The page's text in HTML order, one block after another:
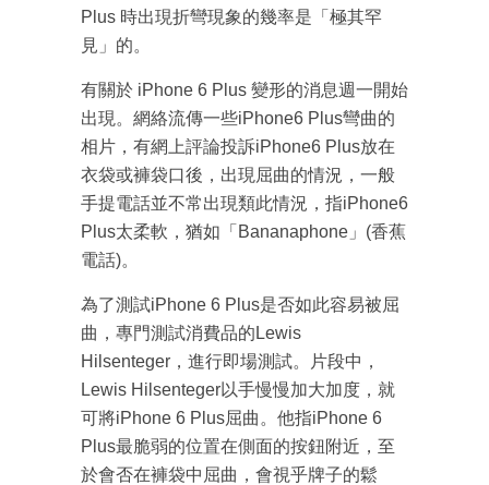
Plus 時出現折彎現象的幾率是「極其罕
見」的。
有關於 iPhone 6 Plus 變形的消息週一開始
出現。網絡流傳一些iPhone6 Plus彎曲的
相片，有網上評論投訴iPhone6 Plus放在
衣袋或褲袋口後，出現屈曲的情況，一般
手提電話並不常出現類此情況，指iPhone6
Plus太柔軟，猶如「Bananaphone」(香蕉
電話)。
為了測試iPhone 6 Plus是否如此容易被屈
曲，專門測試消費品的Lewis
Hilsenteger，進行即場測試。片段中，
Lewis Hilsenteger以手慢慢加大加度，就
可將iPhone 6 Plus屈曲。他指iPhone 6
Plus最脆弱的位置在側面的按鈕附近，至
於會否在褲袋中屈曲，會視乎牌子的鬆